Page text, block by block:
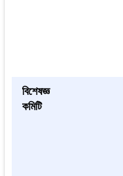
বিশেষজ্ঞ
কমিটি